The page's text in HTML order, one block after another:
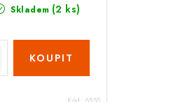
Skladem (2 ks)